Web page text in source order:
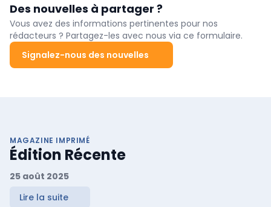
avec encore plus de fonctionnalité.
Des nouvelles à partager ?
Vous avez des informations pertinentes pour nos
rédacteurs ? Partagez-les avec nous via ce formulaire.
Signalez-nous des nouvelles
MAGAZINE IMPRIMÉ
Édition Récente
25 août 2025
Lire la suite